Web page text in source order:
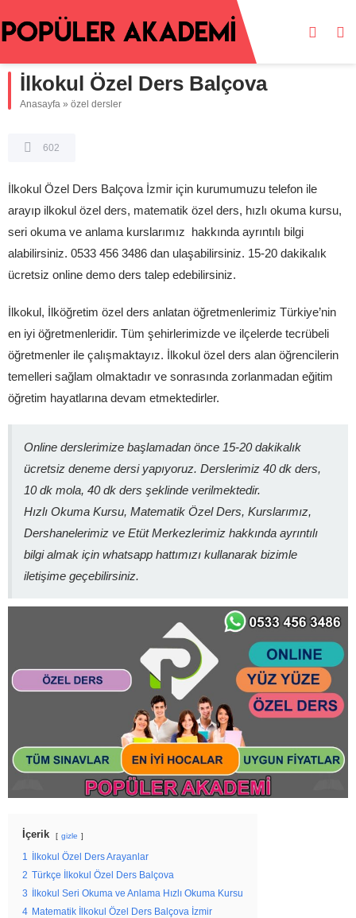
İlkokul Özel Ders Balçova
Anasayfa » özel dersler
602
İlkokul Özel Ders Balçova İzmir için kurumumuzu telefon ile
arayıp ilkokul özel ders, matematik özel ders, hızlı okuma kursu,
seri okuma ve anlama kurslarımız hakkında ayrıntılı bilgi
alabilirsiniz. 0533 456 3486 dan ulaşabilirsiniz. 15-20 dakikalık
ücretsiz online demo ders talep edebilirsiniz.
İlkokul, İlköğretim özel ders anlatan öğretmenlerimiz Türkiye’nin
en iyi öğretmenleridir. Tüm şehirlerimizde ve ilçelerde tecrübeli
öğretmenler ile çalışmaktayız. İlkokul özel ders alan öğrencilerin
temelleri sağlam olmaktadır ve sonrasında zorlanmadan eğitim
öğretim hayatlarına devam etmektedirler.
Online derslerimize başlamadan önce 15-20 dakikalık
ücretsiz deneme dersi yapıyoruz. Derslerimiz 40 dk ders,
10 dk mola, 40 dk ders şeklinde verilmektedir.
Hızlı Okuma Kursu, Matematik Özel Ders, Kurslarımız,
Dershanelerimiz ve Etüt Merkezlerimiz hakkında ayrıntılı
bilgi almak için whatsapp hattımızı kullanarak bizimle
iletişime geçebilirsiniz.
İçerik gizle
1
İlkokul Özel Ders Arayanlar
2 Türkçe İlkokul Özel Ders Balçova
3 İlkokul Seri Okuma ve Anlama Hızlı Okuma Kursu
4 Matematik İlkokul Özel Ders Balçova İzmir